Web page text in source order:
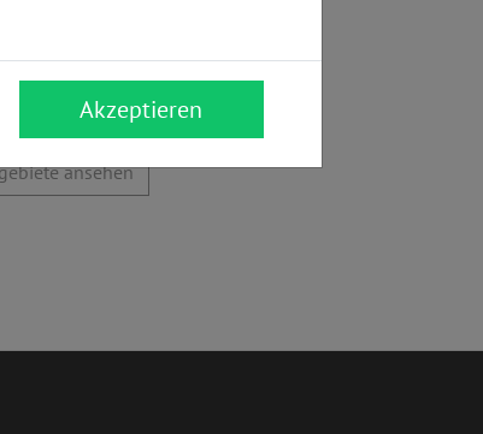
ansehen
Akzeptieren